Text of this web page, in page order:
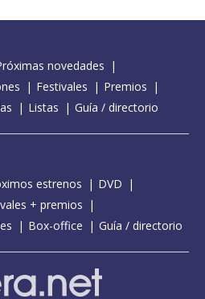
novedades
Festivales
Premios
Listas Guía / directorio
estrenos
DVD
+ premios
Box-office Guía / directorio